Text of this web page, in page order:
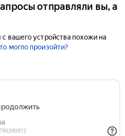
отправляли вы, а
вашего устройства похожи на
могло произойти?